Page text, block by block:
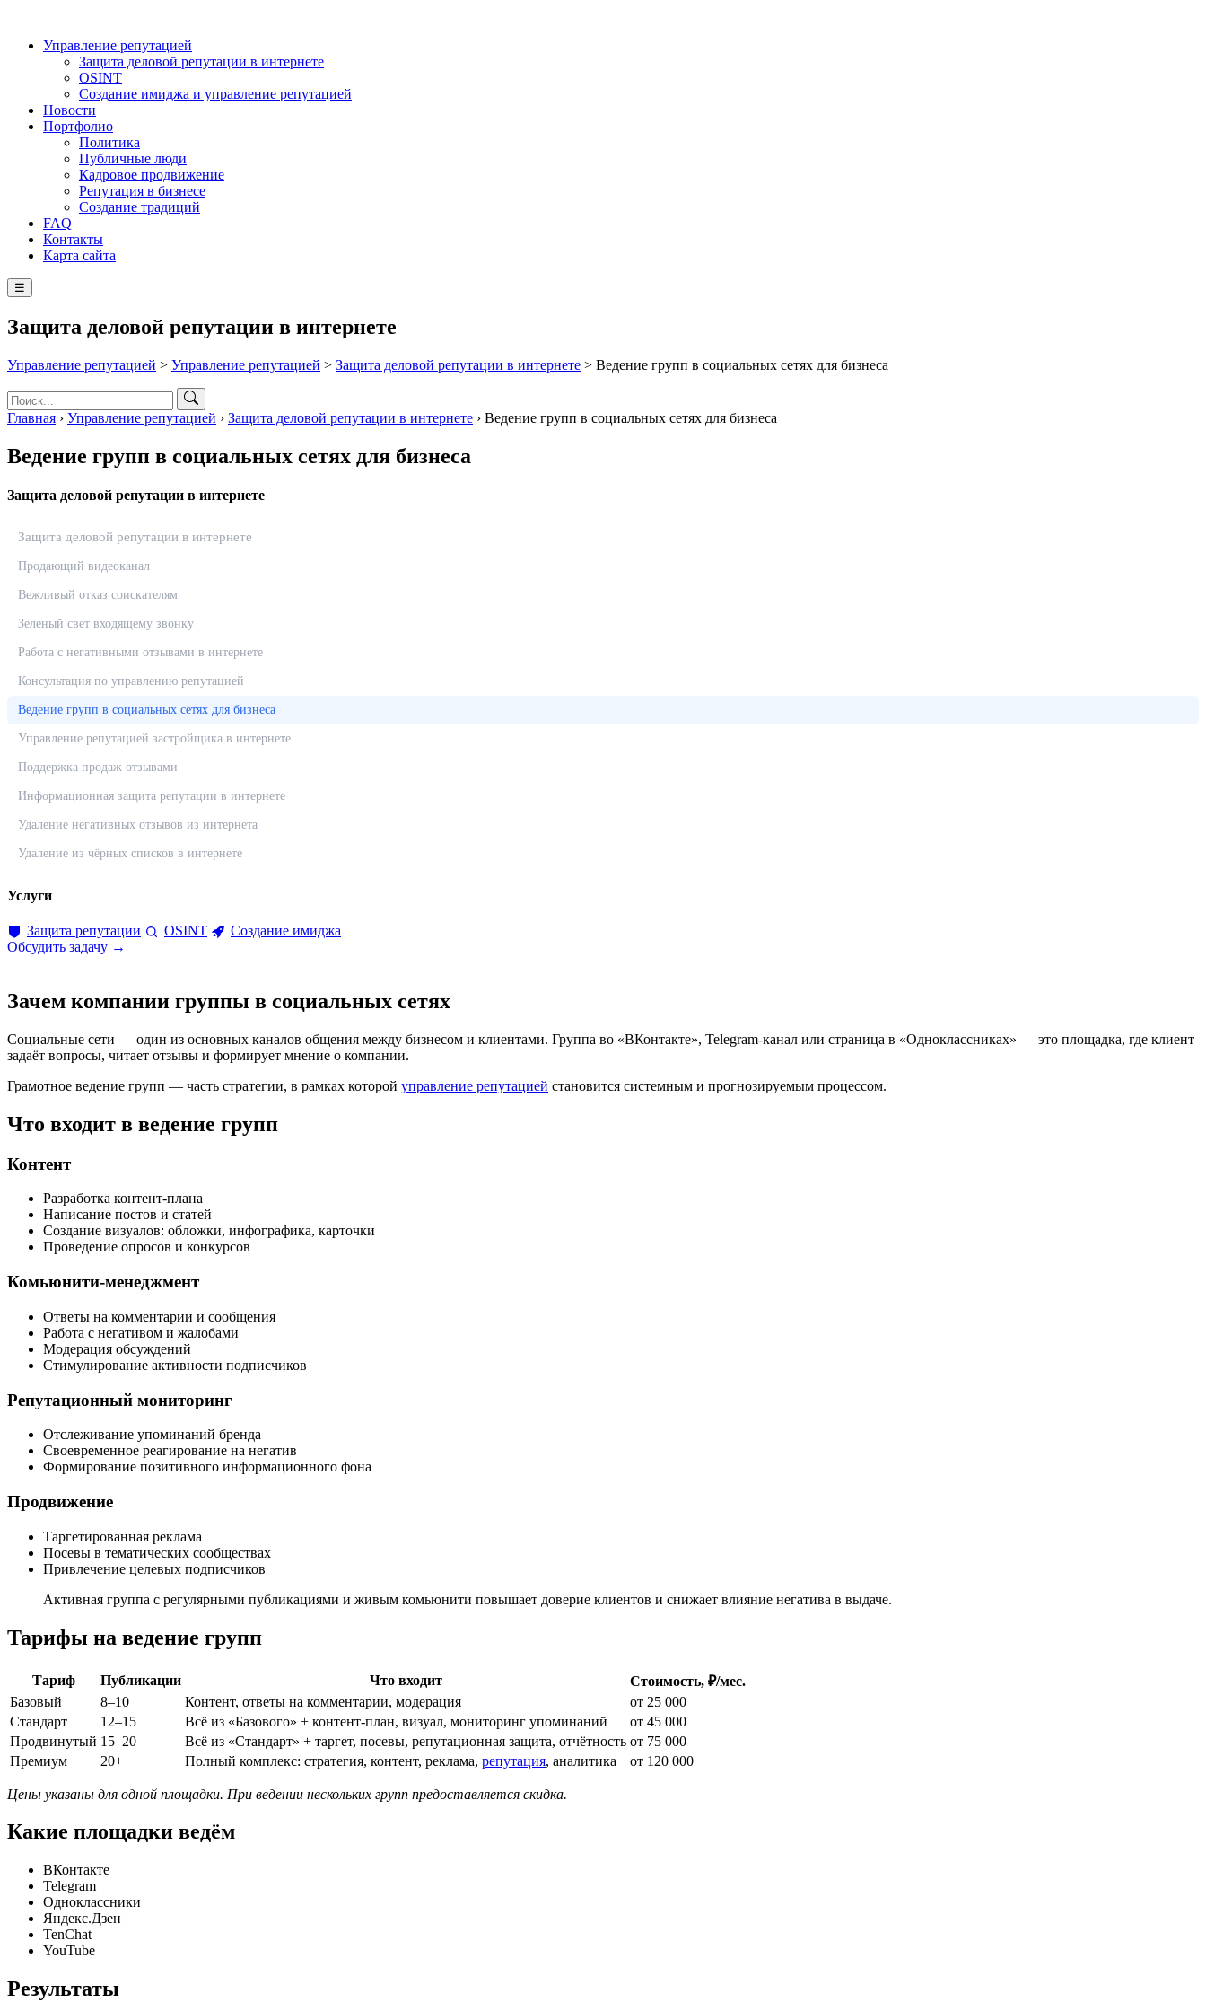
Управление репутацией
Защита деловой репутации в интернете
OSINT
Создание имиджа и управление репутацией
Новости
Портфолио
Политика
Публичные люди
Кадровое продвижение
Репутация в бизнесе
Создание традиций
FAQ
Контакты
Карта сайта
☰
Защита деловой репутации в интернете
Управление репутацией > Управление репутацией > Защита деловой репутации в интернете > Ведение групп в социальных сетях для бизнеса
Главная › Управление репутацией › Защита деловой репутации в интернете › Ведение групп в социальных сетях для бизнеса
Ведение групп в социальных сетях для бизнеса
Защита деловой репутации в интернете
Защита деловой репутации в интернете
Продающий видеоканал
Вежливый отказ соискателям
Зеленый свет входящему звонку
Работа с негативными отзывами в интернете
Консультация по управлению репутацией
Ведение групп в социальных сетях для бизнеса
Управление репутацией застройщика в интернете
Поддержка продаж отзывами
Информационная защита репутации в интернете
Удаление негативных отзывов из интернета
Удаление из чёрных списков в интернете
Услуги
Защита репутации OSINT
Создание имиджа
Обсудить задачу →
Зачем компании группы в социальных сетях
Социальные сети — один из основных каналов общения между бизнесом и клиентами. Группа во «ВКонтакте», Telegram-канал или страница в «Одноклассниках» — это площадка, где клиент
задаёт вопросы, читает отзывы и формирует мнение о компании.
Грамотное ведение групп — часть стратегии, в рамках которой управление репутацией становится системным и прогнозируемым процессом.
Что входит в ведение групп
Контент
Разработка контент-плана
Написание постов и статей
Создание визуалов: обложки, инфографика, карточки
Проведение опросов и конкурсов
Комьюнити-менеджмент
Ответы на комментарии и сообщения
Работа с негативом и жалобами
Модерация обсуждений
Стимулирование активности подписчиков
Репутационный мониторинг
Отслеживание упоминаний бренда
Своевременное реагирование на негатив
Формирование позитивного информационного фона
Продвижение
Таргетированная реклама
Посевы в тематических сообществах
Привлечение целевых подписчиков
Активная группа с регулярными публикациями и живым комьюнити повышает доверие клиентов и снижает влияние негатива в выдаче.
Тарифы на ведение групп
Тариф Публикации Что входит
Стоимость, ₽/мес.
Базовый
8–10 Контент, ответы на комментарии, модерация
от 25 000
Стандарт
12–15 Всё из «Базового» + контент-план, визуал, мониторинг упоминаний
от 45 000
Продвинутый 15–20 Всё из «Стандарт» + таргет, посевы, репутационная защита, отчётность от 75 000
Премиум
20+ Полный комплекс: стратегия, контент, реклама, репутация, аналитика от 120 000
Цены указаны для одной площадки. При ведении нескольких групп предоставляется скидка.
Какие площадки ведём
ВКонтакте
Telegram
Одноклассники
Яндекс.Дзен
TenChat
YouTube
Результаты